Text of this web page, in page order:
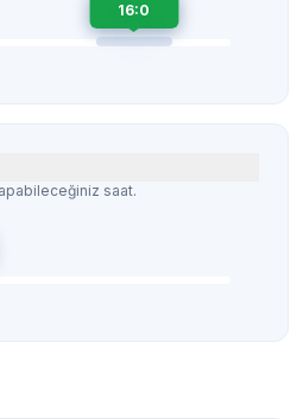
16:0
saat.